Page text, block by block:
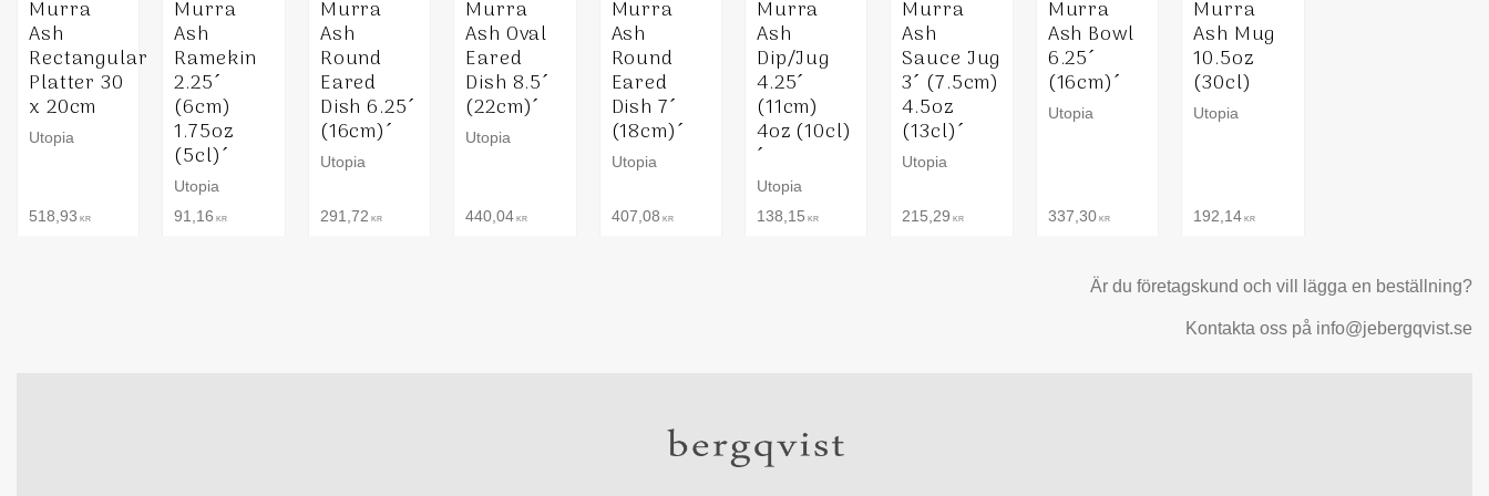
Murra
Ash
Rectangular
Platter 30
x 20cm
Utopia
518,93 KR
Murra
Ash
Ramekin
2.25´
(6cm)
1.75oz
(5cl)´
Utopia
91,16 KR
Murra
Ash
Round
Eared
Dish 6.25´
(16cm)´
Utopia
291,72 KR
Murra
Ash Oval
Eared
Dish 8.5´
(22cm)´
Utopia
440,04 KR
Murra
Ash
Round
Eared
Dish 7´
(18cm)´
Utopia
407,08 KR
Murra
Ash
Dip/Jug
4.25´
(11cm)
4oz (10cl)
´
Utopia
138,15 KR
Murra
Ash
Sauce Jug
3´ (7.5cm)
4.5oz
(13cl)´
Utopia
215,29 KR
Murra
Ash Bowl
6.25´
(16cm)´
Utopia
337,30KR
Murra
Ash Mug
10.5oz
(30cl)
Utopia
192,14 KR
Är du företagskund och vill lägga en beställning?
Kontakta oss på info@jebergqvist.se